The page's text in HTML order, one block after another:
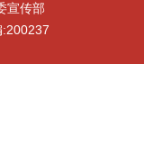
宣传部